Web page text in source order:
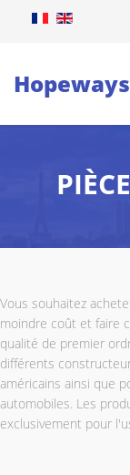
Hopeways
Vous souhaitez
moindre coût et faire
qualité de premier
différents
américains ainsi que
automobiles. Les
exclusivement pour